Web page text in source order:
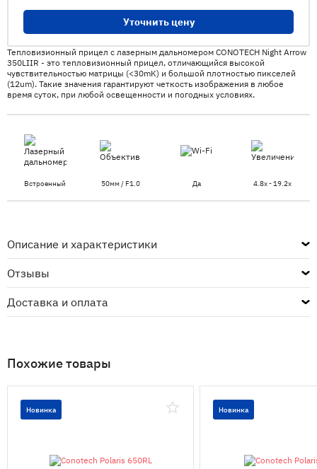
Описание и характеристики
Отзывы
Доставка и оплата
Уточнить цену
Тепловизионный прицел с лазерным дальномером CONOTECH Night Arrow
350LIIR - это тепловизионный прицел, отличающийся высокой
чувствительностью матрицы (<30mK) и большой плотностью пикселей
(12um). Такие значения гарантируют четкость изображения в любое
время суток, при любой освещенности и погодных условиях.
Встроенный 50мм / F1.0 Да 4.8x - 19.2x
Похожие товары
Новинка Новинка